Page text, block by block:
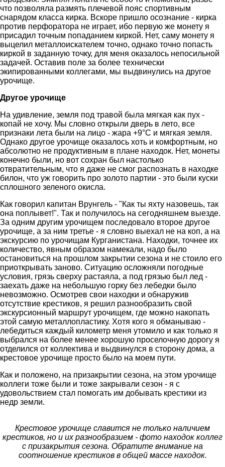
что позволяла размять плечевой пояс спортивным
снарядом класса кирка. Вскоре пришло осознание - кирка
против перфоратора не играет, ибо первую же монету я
присадил точным попаданием киркой. Нет, саму монету я
выцелил металлоискателем точно, однако точно попасть
киркой в заданную точку, для меня оказалось непосильной
задачей. Оставив поле за более технически
экипированными коллегами, мы выдвинулись на другое
урочище.
Другое урочище
На удивление, земля под травой была мягкая как пух -
копай не хочу. Мы словно открыли дверь в лето, все
признаки лета были на лицо - жара +9°С и мягкая земля.
Однако другое урочище оказалось хоть и комфортным, но
абсолютно не продуктивным в плане находок. Нет, монеты
конечно были, но вот сохран был настолько
отвратительным, что я даже не смог распознать в находке
билон, что уж говорить про золото партии - это были куски
сплошного зеленого окисла.
Как говорил капитан Врунгель - "Как ты яхту назовешь, так
она поплывет!". Так и получилось на сегодняшнем выезде.
За одним другим урочищем последовало второе другое
урочище, а за ним третье - я словно выехал не на коп, а на
экскурсию по урочищам Курганистана. Находки, точнее их
количество, явным образом намекали, надо было
остановиться на прошлом закрытии сезона и не стоило его
приоткрывать заново. Ситуацию осложняли погодные
условия, грязь сверху растаяла, а под грязью был лед -
заехать даже на небольшую горку без лебедки было
невозможно. Осмотрев свои находки и обнаружив
отсутствие крестиков, я решил разнообразить свой
экскурсионный маршрут урочищем, где можно накопать
этой самую металлопластику. Хотя кого я обманываю -
лебедиться каждый километр меня утомило и как только я
выбрался на более менее хорошую проселочную дорогу я
отделился от коллектива и выдвинулся в сторону дома, а
крестовое урочище просто было на моем пути.
Как и положено, на призакрытии сезона, на этом урочище
коллеги тоже были и тоже закрывали сезон - я с
удовольствием стал помогать им добывать крестики из
недр земли.
Крестовое урочище славится не только наличием
крестиков, но и их разнообразием - фото находок коллег
с призакрытия сезона. Обратите внимание на
соотношение крестиков в общей массе находок.